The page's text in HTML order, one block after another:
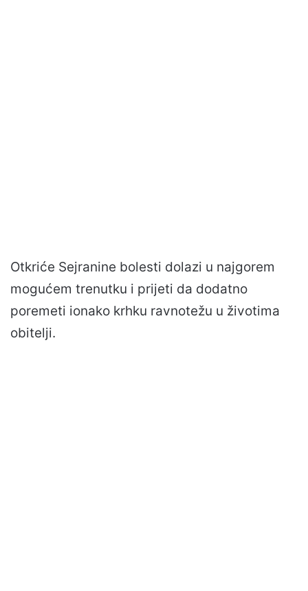
Otkriće Sejranine bolesti dolazi u najgorem
mogućem trenutku i prijeti da dodatno
poremeti ionako krhku ravnotežu u životima
obitelji.